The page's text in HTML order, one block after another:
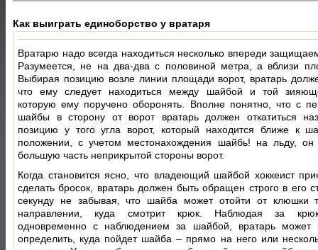
Как выиграть единоборство у вратаря
Вратарю надо всегда находиться несколько впереди
Разумеется, не на два-два с половиной метра, а вблизи
Выбирая позицию возле линии площади ворот, вратарь
что ему следует находиться между шайбой и той
которую ему поручено оборонять. Вполне понятно, что с
шайбы в сторону от ворот вратарь должен откатиться
позицию у того угла ворот, который находится ближе к
положении, с учетом местонахождения шайбь! на льду, он
большую часть неприкрытой стороны ворот.
Когда становится ясно, что владеющий шайбой хоккеист
сделать бросок, вратарь должен быть обращен строго в его
секунду не забывая, что шайба может отойти от клюшки
направлении, куда смотрит крюк. Наблюдая за
одновременно с наблюдением за шайбой, вратарь может
определить, куда пойдет шайба – прямо на него или